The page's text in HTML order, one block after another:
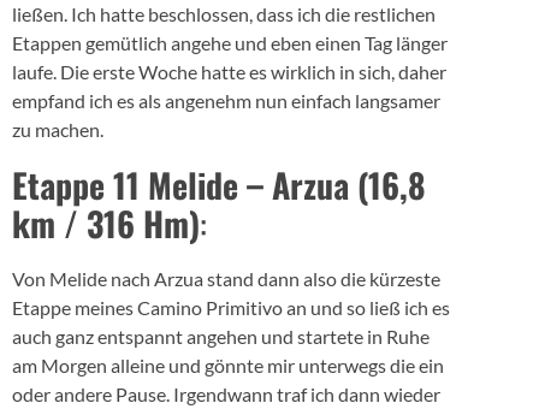
ließen. Ich hatte beschlossen, dass ich die restlichen
Etappen gemütlich angehe und eben einen Tag länger
laufe. Die erste Woche hatte es wirklich in sich, daher
empfand ich es als angenehm nun einfach langsamer
zu machen.
Etappe 11 Melide – Arzua (16,8
km / 316 Hm):
Von Melide nach Arzua stand dann also die kürzeste
Etappe meines Camino Primitivo an und so ließ ich es
auch ganz entspannt angehen und startete in Ruhe
am Morgen alleine und gönnte mir unterwegs die ein
oder andere Pause. Irgendwann traf ich dann wieder